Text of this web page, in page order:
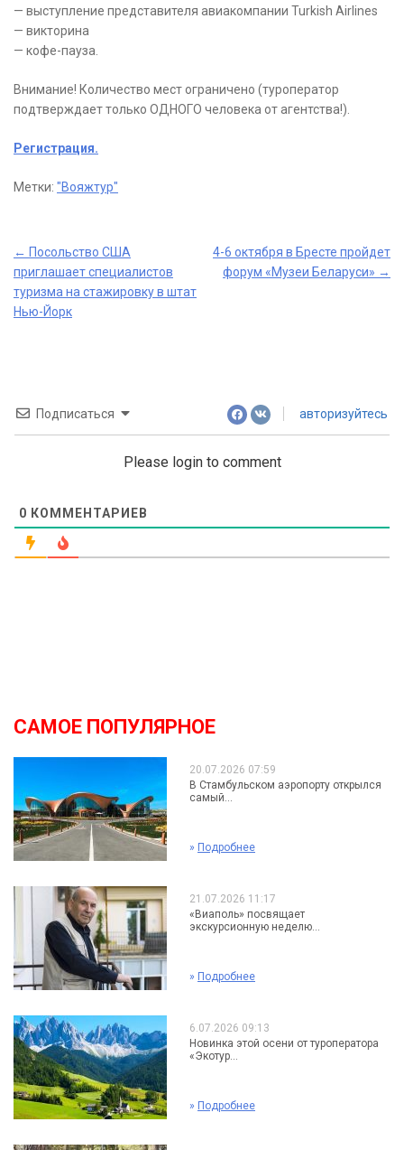
— выступление представителя авиакомпании Turkish Airlines
— викторина
— кофе-пауза.
Внимание! Количество мест ограничено (туроператор
подтверждает только ОДНОГО человека от агентства!).
Регистрация.
Метки: "Вояжтур"
Post
navigation
← Посольство США
приглашает специалистов
туризма на стажировку в штат
Нью-Йорк
4-6 октября в Бресте пройдет
форум «Музеи Беларуси» →
Подписаться авторизуйтесь
Please login to comment
0 КОММЕНТАРИЕВ
САМОЕ ПОПУЛЯРНОЕ
20.07.2026 07:59
В Стамбульском аэропорту открылся
самый...
» Подробнее
21.07.2026 11:17
«Виаполь» посвящает
экскурсионную неделю...
» Подробнее
6.07.2026 09:13
Новинка этой осени от туроператора
«Экотур...
» Подробнее